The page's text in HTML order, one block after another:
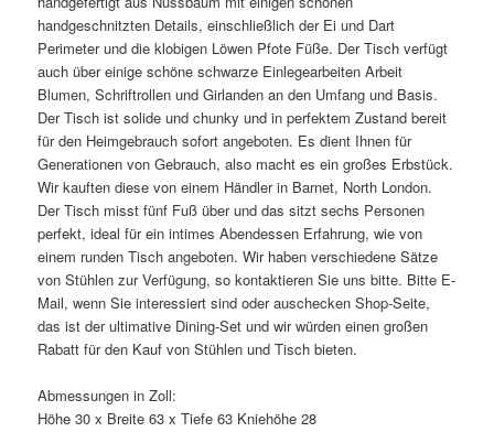
handgeschnitzten Details, einschließlich der Ei und Dart
Perimeter und die klobigen Löwen Pfote Füße. Der Tisch verfügt
auch über einige schöne schwarze Einlegearbeiten Arbeit
Blumen, Schriftrollen und Girlanden an den Umfang und Basis.
Der Tisch ist solide und chunky und in perfektem Zustand bereit
für den Heimgebrauch sofort angeboten. Es dient Ihnen für
Generationen von Gebrauch, also macht es ein großes Erbstück.
Wir kauften diese von einem Händler in Barnet, North London.
Der Tisch misst fünf Fuß über und das sitzt sechs Personen
perfekt, ideal für ein intimes Abendessen Erfahrung, wie von
einem runden Tisch angeboten. Wir haben verschiedene Sätze
von Stühlen zur Verfügung, so kontaktieren Sie uns bitte. Bitte E-
Mail, wenn Sie interessiert sind oder auschecken Shop-Seite,
das ist der ultimative Dining-Set und wir würden einen großen
Rabatt für den Kauf von Stühlen und Tisch bieten.
Abmessungen in Zoll:
Höhe 30 x Breite 63 x Tiefe 63 Kniehöhe 28